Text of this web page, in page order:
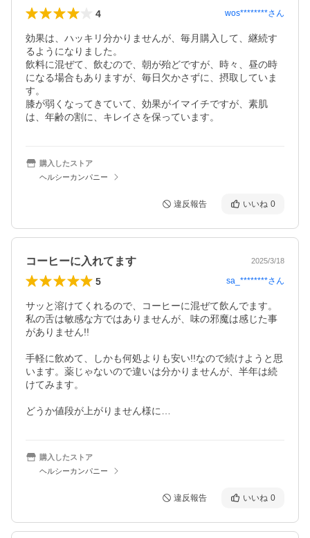
4 wos********さん
効果は、ハッキリ分かりませんが、毎月購入して、継続す
るようになりました。
飲料に混ぜて、飲むので、朝が殆どですが、時々、昼の時
になる場合もありますが、毎日欠かさずに、摂取していま
す。
膝が弱くなってきていて、効果がイマイチですが、素肌
は、年齢の割に、キレイさを保っています。
購入したストア
ヘルシーカンパニー
違反報告 いいね 0
コーヒーに入れてます 2025/3/18
5 sa_********さん
サッと溶けてくれるので、コーヒーに混ぜて飲んでます。
私の舌は敏感な方ではありませんが、味の邪魔は感じた事
がありません!!
手軽に飲めて、しかも何処よりも安い!!なので続けようと思
います。薬じゃないので違いは分かりませんが、半年は続
けてみます。
どうか値段が上がりません様に…
購入したストア
ヘルシーカンパニー
違反報告 いいね 0